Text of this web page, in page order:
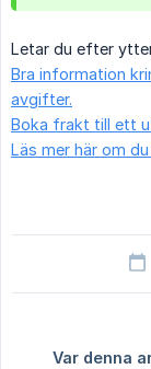
Letar du efter
Bra information
avgifter.
Boka frakt till ett
Läs mer här om
Var denna